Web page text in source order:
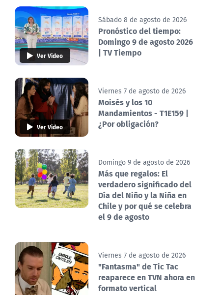
Ver Video
Sábado 8 de agosto de 2026
Pronóstico del tiempo:
Domingo 9 de agosto 2026
| TV Tiempo
Ver Video
Viernes 7 de agosto de 2026
Moisés y los 10
Mandamientos - T1E159 |
¿Por obligación?
Domingo 9 de agosto de 2026
Más que regalos: El
verdadero significado del
Día del Niño y la Niña en
Chile y por qué se celebra
el 9 de agosto
Viernes 7 de agosto de 2026
"Fantasma" de Tic Tac
reaparece en TVN ahora en
formato vertical